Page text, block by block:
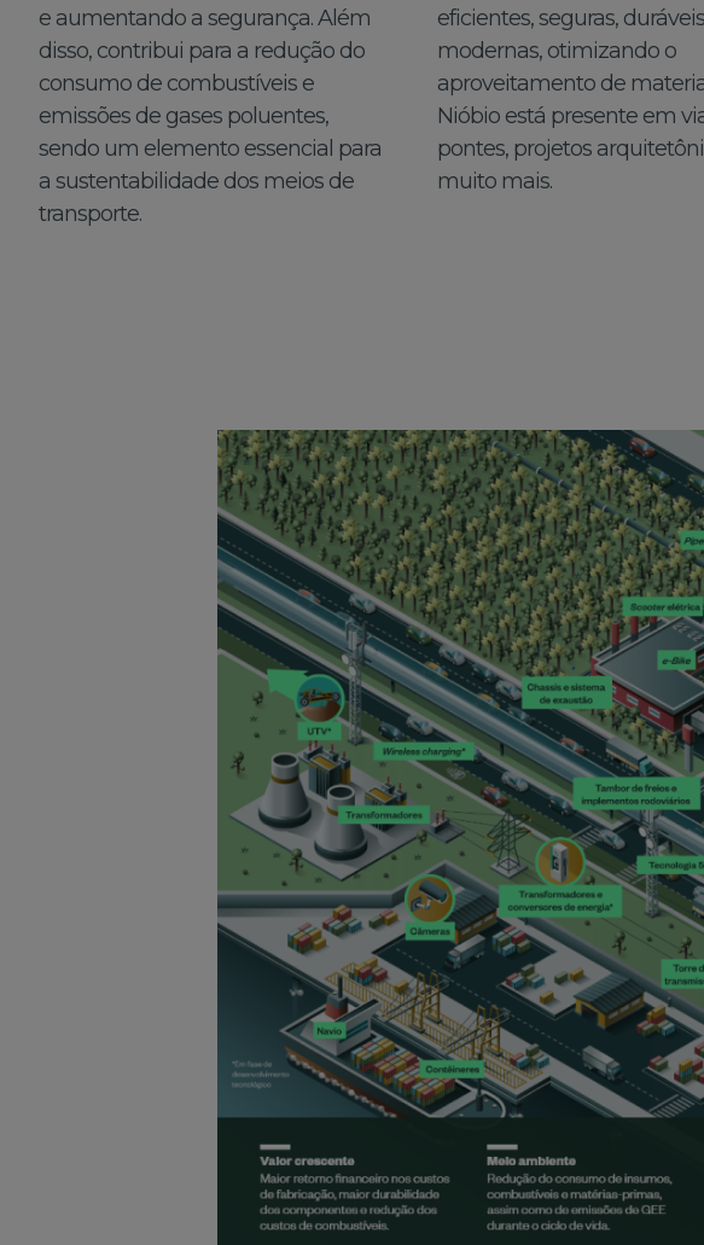
e aumentando a segurança. Além
disso, contribui para a redução do
consumo de combustíveis e
emissões de gases poluentes,
sendo um elemento essencial para
a sustentabilidade dos meios de
transporte.
eficientes, seguras,
modernas, otimizando o
aproveitamento de
Nióbio está presente em
pontes, projetos
muito mais.